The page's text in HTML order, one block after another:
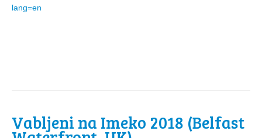
lang=en
Vabljeni na Imeko 2018 (Belfast